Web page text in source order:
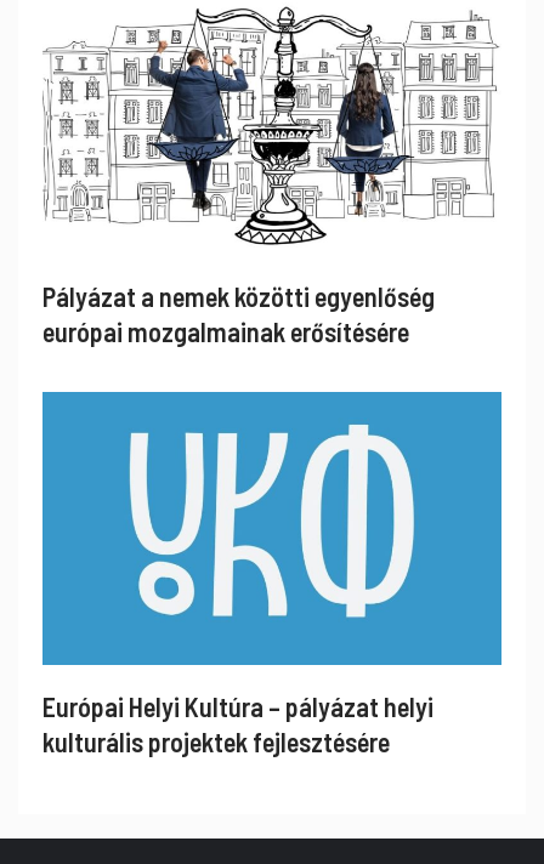
Pályázat a nemek közötti egyenlőség
európai mozgalmainak erősítésére
Európai Helyi Kultúra – pályázat helyi
kulturális projektek fejlesztésére